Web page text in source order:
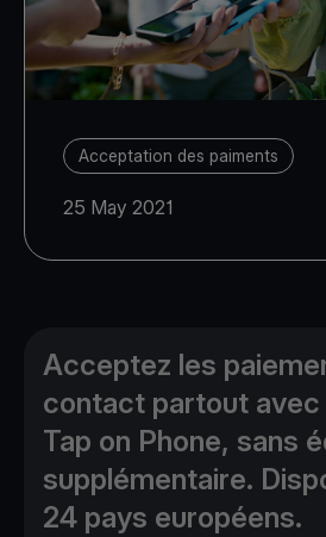
Acceptation des paiments
25 May 2021
Acceptez les
contact partout avec
Tap on Phone, sans
supplémentaire.
24 pays européens.